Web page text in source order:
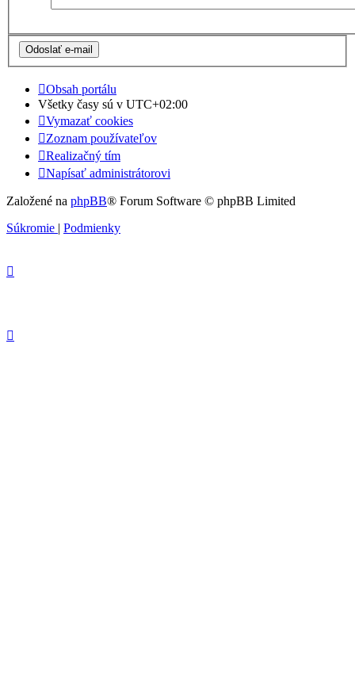
Obsah portálu
Všetky časy sú v UTC+02:00
Vymazať cookies
Zoznam používateľov
Realizačný tím
Napísať administrátorovi
Založené na phpBB® Forum Software © phpBB Limited
Súkromie | Podmienky